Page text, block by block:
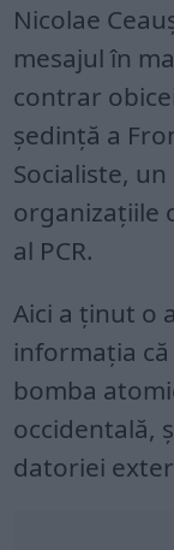
Nicolae
mesajul în
contrar
ședință a
Socialiste,
organizațiile
al PCR.
Aici a ținut o
informația
bomba
occidentală,
datoriei